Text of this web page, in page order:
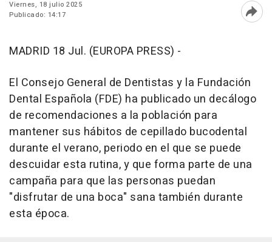
Viernes, 18 julio 2025
Publicado: 14:17
MADRID 18 Jul. (EUROPA PRESS) -
El Consejo General de Dentistas y la Fundación
Dental Española (FDE) ha publicado un decálogo
de recomendaciones a la población para
mantener sus hábitos de cepillado bucodental
durante el verano, periodo en el que se puede
descuidar esta rutina, y que forma parte de una
campaña para que las personas puedan
"disfrutar de una boca" sana también durante
esta época.